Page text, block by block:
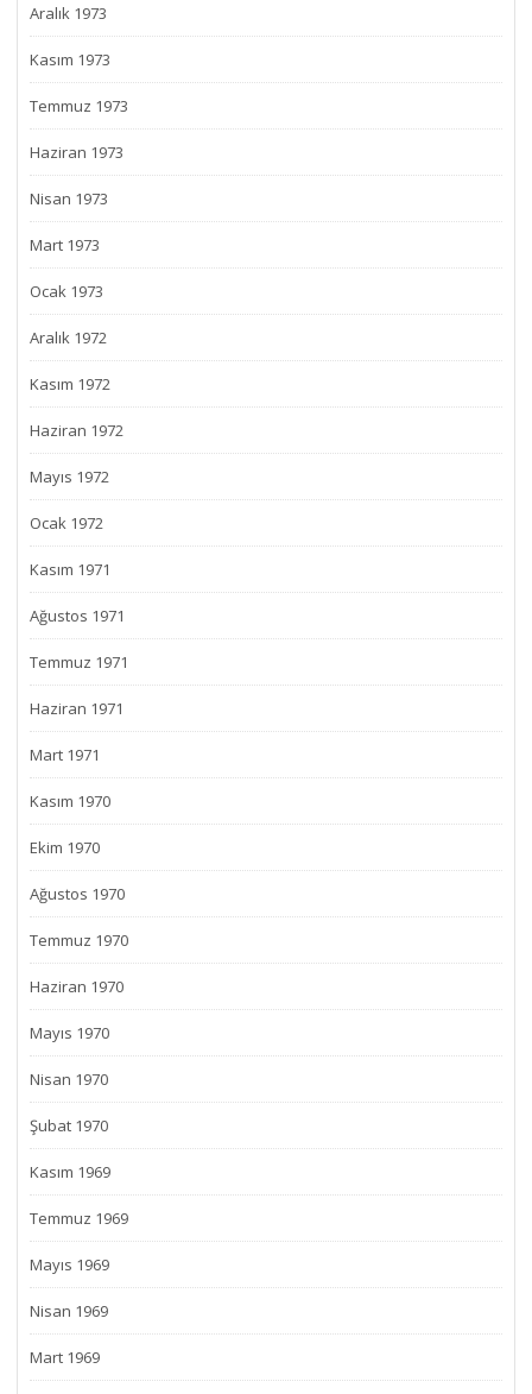
Aralık 1973
Kasım 1973
Temmuz 1973
Haziran 1973
Nisan 1973
Mart 1973
Ocak 1973
Aralık 1972
Kasım 1972
Haziran 1972
Mayıs 1972
Ocak 1972
Kasım 1971
Ağustos 1971
Temmuz 1971
Haziran 1971
Mart 1971
Kasım 1970
Ekim 1970
Ağustos 1970
Temmuz 1970
Haziran 1970
Mayıs 1970
Nisan 1970
Şubat 1970
Kasım 1969
Temmuz 1969
Mayıs 1969
Nisan 1969
Mart 1969